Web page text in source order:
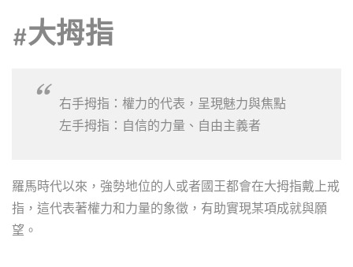
#大拇指
右手拇指：權力的代表，呈現魅力與焦點
左手拇指：自信的力量、自由主義者
羅馬時代以來，強勢地位的人或者國王都會在大拇指戴上戒
指，這代表著權力和力量的象徵，有助實現某項成就與願
望。